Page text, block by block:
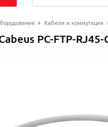
Кабели и коммутация
PC-FTP-